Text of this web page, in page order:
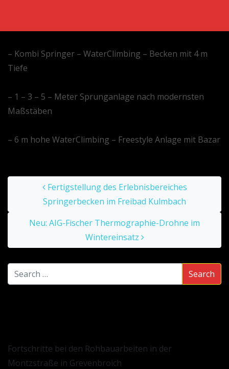
– Kombi Springer – WaterClimbing – Becken mit 4 m
Tiefe
– 1 – 3 – 5 – Meter Sprunganlage nach modernsten
Maßstäben
– 6 m hohe WaterClimbing – Freestyle Anlage mit Bazar
Fertigstellung des Erlebnisbereiches
Springerbecken im Freibad Kulmbach
Neu: AIG-Fischer Thermographie-Drohne im
Wintereinsatz
Fortschritte bei den Rohbauarbeiten in der
Montzstraße in Grevenbroich